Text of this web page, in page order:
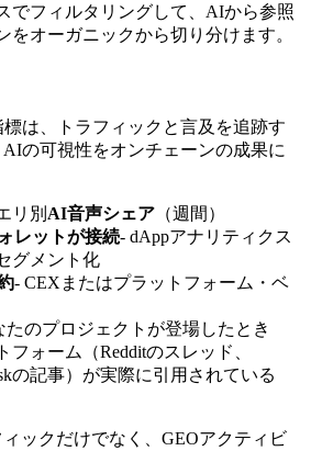
でフィルタリングして、AIから参照
をオーガニックから切り分けます。
は、トラフィックと言及を追跡す
の可視性をオンチェーンの成果に
リ別 AI音声シェア （週間）
レットが接続- dAppアナリティクス
グメント化
- CEXまたはプラットフォーム・ベ
たのプロジェクトが登場したとき
フォーム（Redditのスレッド、
の記事）が実際に引用されている
ックだけでなく、GEOアクティビ